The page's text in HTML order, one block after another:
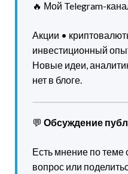
🔥 Мой Telegram-
Акции •
инвестиционный
Новые идеи,
нет в блоге.
💬 Обсуждение
Есть мнение по теме
вопрос или